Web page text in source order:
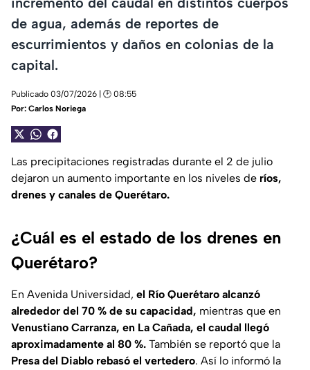
de agua, además de reportes de
escurrimientos y daños en colonias de la
capital.
Publicado 03/07/2026 | 🕑 08:55
Por: Carlos Noriega
Las precipitaciones registradas durante el 2 de julio
dejaron un aumento importante en los niveles de ríos,
drenes y canales de Querétaro.
¿Cuál es el estado de los drenes en
Querétaro?
En Avenida Universidad, el Río Querétaro alcanzó
alrededor del 70 % de su capacidad, mientras que en
Venustiano Carranza, en La Cañada, el caudal llegó
aproximadamente al 80 %. También se reportó que la
Presa del Diablo rebasó el vertedero. Así lo informó la